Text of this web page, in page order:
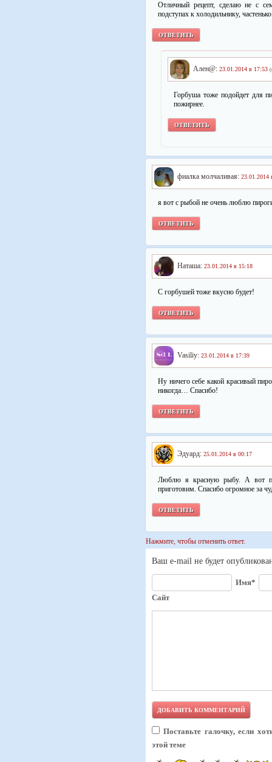
Отличный рецепт, сделаю не с
подступах к холодильнику,
ОТВЕТИТЬ
Ален@: 23.01.2014 в 17:53
Горбуша тоже подойдет для
пожирнее.
ОТВЕТИТЬ
фиалка молчаливая: 23.01.2014
я вот с рыбой не очень люблю
ОТВЕТИТЬ
Наташа: 23.01.2014 в 15:18
С горбушей тоже вкусно будет!
ОТВЕТИТЬ
Vasiliy: 23.01.2014 в 17:39
Ну ничего себе какой красивый
никогда… Спасибо!
ОТВЕТИТЬ
Эдуард: 25.01.2014 в 00:17
Люблю я красную рыбу. А вот
приготовим. Спасибо огромное за
ОТВЕТИТЬ
Нажмите, чтобы отменить ответ.
Ваш e-mail не будет
Имя*
Сайт
Поставьте галочку, если
этой теме